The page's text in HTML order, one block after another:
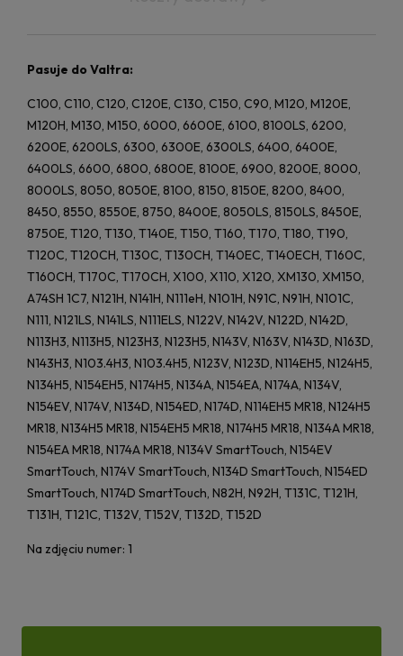
Pasuje do Valtra:
C100, C110, C120, C120E, C130, C150, C90, M120, M120E,
M120H, M130, M150, 6000, 6600E, 6100, 8100LS, 6200,
6200E, 6200LS, 6300, 6300E, 6300LS, 6400, 6400E,
6400LS, 6600, 6800, 6800E, 8100E, 6900, 8200E, 8000,
8000LS, 8050, 8050E, 8100, 8150, 8150E, 8200, 8400,
8450, 8550, 8550E, 8750, 8400E, 8050LS, 8150LS, 8450E,
8750E, T120, T130, T140E, T150, T160, T170, T180, T190,
T120C, T120CH, T130C, T130CH, T140EC, T140ECH, T160C,
T160CH, T170C, T170CH, X100, X110, X120, XM130, XM150,
A74SH 1C7, N121H, N141H, N111eH, N101H, N91C, N91H, N101C,
N111, N121LS, N141LS, N111ELS, N122V, N142V, N122D, N142D,
N113H3, N113H5, N123H3, N123H5, N143V, N163V, N143D, N163D,
N143H3, N103.4H3, N103.4H5, N123V, N123D, N114EH5, N124H5,
N134H5, N154EH5, N174H5, N134A, N154EA, N174A, N134V,
N154EV, N174V, N134D, N154ED, N174D, N114EH5 MR18, N124H5
MR18, N134H5 MR18, N154EH5 MR18, N174H5 MR18, N134A MR18,
N154EA MR18, N174A MR18, N134V SmartTouch, N154EV
SmartTouch, N174V SmartTouch, N134D SmartTouch, N154ED
SmartTouch, N174D SmartTouch, N82H, N92H, T131C, T121H,
T131H, T121C, T132V, T152V, T132D, T152D
Na zdjęciu numer: 1